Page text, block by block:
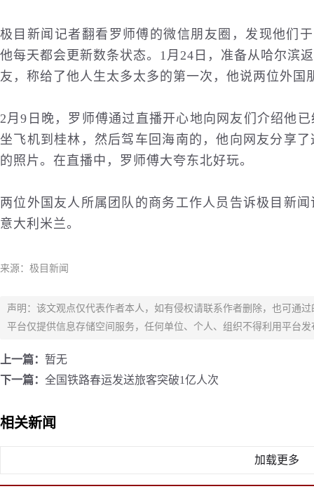
极目新闻记者翻看罗师傅的微信朋友圈，发现他们
他每天都会更新数条状态。1月24日，准备从哈尔滨
友，称给了他人生太多太多的第一次，他说两位外国
2月9日晚，罗师傅通过直播开心地向网友们介绍他
坐飞机到桂林，然后驾车回海南的，他向网友分享
的照片。在直播中，罗师傅大夸东北好玩。
两位外国友人所属团队的商务工作人员告诉极目新
意大利米兰。
来源：极目新闻
声明：该文观点仅代表作者本人，如有侵权请联系作者删除，也可通
平台仅提供信息存储空间服务，任何单位、个人、组织不得利用平台
上一篇： 暂无
下一篇： 全国铁路春运发送旅客突破1亿人次
相关新闻
加载更多